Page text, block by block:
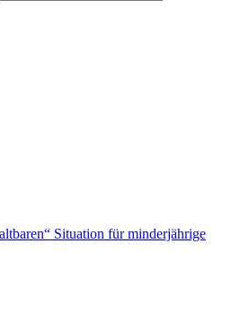
Situation für minderjährige